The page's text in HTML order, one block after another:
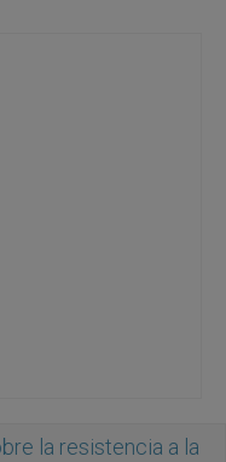
la resistencia a la